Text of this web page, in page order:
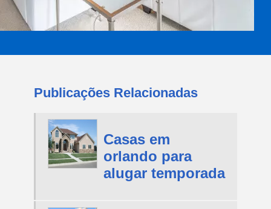
Publicações Relacionadas
Casas em
orlando para
alugar temporada